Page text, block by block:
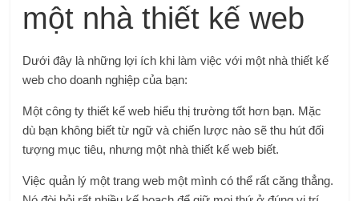
một nhà thiết kế web
Dưới đây là những lợi ích khi làm việc với một nhà thiết kế
web cho doanh nghiệp của bạn:
Một công ty thiết kế web hiểu thị trường tốt hơn bạn. Mặc
dù bạn không biết từ ngữ và chiến lược nào sẽ thu hút đối
tượng mục tiêu, nhưng một nhà thiết kế web biết.
Việc quản lý một trang web một mình có thể rất căng thẳng.